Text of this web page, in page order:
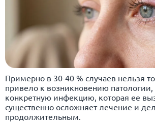
Примерно в 30-40 % случаев нельзя
привело к возникновению
конкретную инфекцию, которая ее
существенно осложняет лечение и
продолжительным.